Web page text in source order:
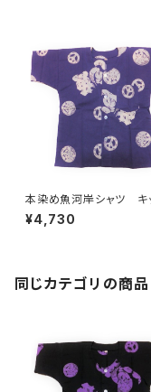
本染め魚河岸シャツ キ
10サイズ 認定証付き
晒 平和柄 紫×白 子
ちシャツ 焼津 浜通り
¥4,730
同じカテゴリの商品